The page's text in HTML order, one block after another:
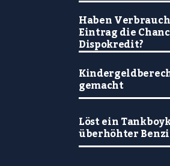
Haben
Eintrag die
Dispokredit?
gemacht
Löst ein
überhöhter